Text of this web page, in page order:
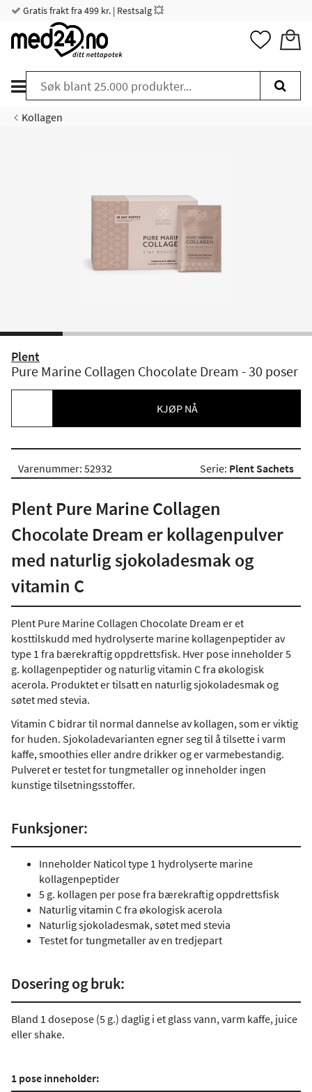
Gratis frakt fra 499 kr. | Restsalg 💥
Kollagen
Plent
Pure Marine Collagen Chocolate Dream - 30 poser
KJØP NÅ
Varenummer: 52932 Serie: Plent Sachets
Plent Pure Marine Collagen
Chocolate Dream er kollagenpulver
med naturlig sjokoladesmak og
vitamin C
Plent Pure Marine Collagen Chocolate Dream er et
kosttilskudd med hydrolyserte marine kollagenpeptider av
type 1 fra bærekraftig oppdrettsfisk. Hver pose inneholder 5
g. kollagenpeptider og naturlig vitamin C fra økologisk
acerola. Produktet er tilsatt en naturlig sjokoladesmak og
søtet med stevia.
Vitamin C bidrar til normal dannelse av kollagen, som er viktig
for huden. Sjokoladevarianten egner seg til å tilsette i varm
kaffe, smoothies eller andre drikker og er varmebestandig.
Pulveret er testet for tungmetaller og inneholder ingen
kunstige tilsetningsstoffer.
Funksjoner:
Inneholder Naticol type 1 hydrolyserte marine
kollagenpeptider
5 g. kollagen per pose fra bærekraftig oppdrettsfisk
Naturlig vitamin C fra økologisk acerola
Naturlig sjokoladesmak, søtet med stevia
Testet for tungmetaller av en tredjepart
Dosering og bruk:
Bland 1 dosepose (5 g.) daglig i et glass vann, varm kaffe, juice
eller shake.
1 pose inneholder: